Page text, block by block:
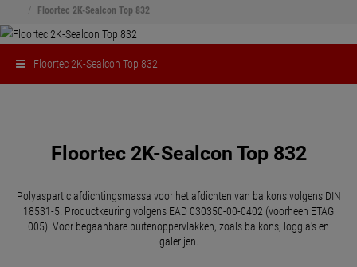
Floortec 2K-Sealcon Top 832
Floortec 2K-Sealcon Top 832
Floortec 2K-Sealcon Top 832
Polyaspartic afdichtingsmassa voor het afdichten van balkons volgens DIN
18531-5. Productkeuring volgens EAD 030350-00-0402 (voorheen ETAG
005). Voor begaanbare buitenoppervlakken, zoals balkons, loggia's en
galerijen.